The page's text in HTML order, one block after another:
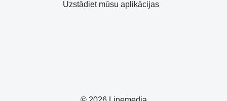
Uzstādiet mūsu aplikācijas